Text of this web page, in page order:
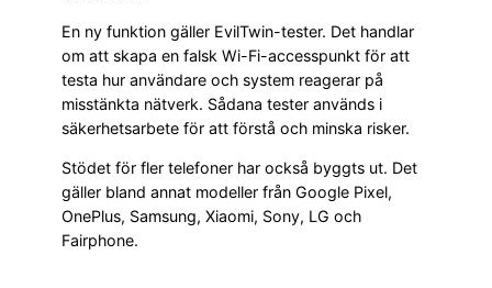
En ny funktion gäller EvilTwin-tester. Det handlar
om att skapa en falsk Wi-Fi-accesspunkt för att
testa hur användare och system reagerar på
misstänkta nätverk. Sådana tester används i
säkerhetsarbete för att förstå och minska risker.
Stödet för fler telefoner har också byggts ut. Det
gäller bland annat modeller från Google Pixel,
OnePlus, Samsung, Xiaomi, Sony, LG och
Fairphone.